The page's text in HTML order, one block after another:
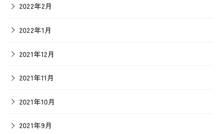
2022年2月
2022年1月
2021年12月
2021年11月
2021年10月
2021年9月